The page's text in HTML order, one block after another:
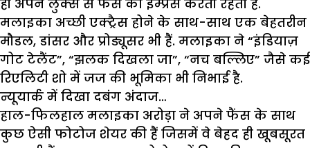
ही अपने लुक्स से फैंस को इम्प्रेस करती रहती हैं.
मलाइका अच्छी एक्ट्रैस होने के साथ-साथ एक बेहतरीन
मौडल, डांसर और प्रोड्यूसर भी हैं. मलाइका ने “इंडियाज़
गोट टेलैंट”, “झलक दिखला जा”, “नच बल्लिए” जैसे कई
रिएलिटी शो में जज की भूमिका भी निभाई है.
न्यूयार्क में दिखा दबंग अंदाज…
हाल-फिलहाल मलाइका अरोड़ा ने अपने फैंस के साथ
कुछ ऐसी फोटोज शेयर की हैं जिसमें वे बेहद ही खूबसूरत